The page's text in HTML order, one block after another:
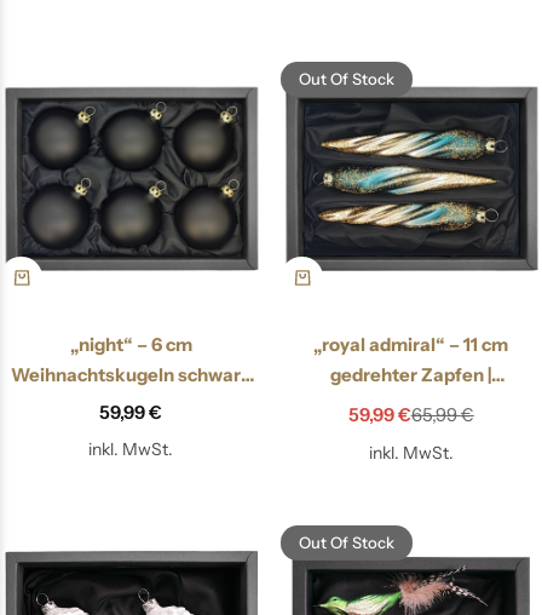
„night“ – 6 cm
Weihnachtskugeln schwarz
matt
59,99€
inkl. MwSt.
Out Of Stock
„royal admiral“ – 11 cm
gedrehter Zapfen |
Christbaumschmuck petrol
65,99€
59,99€
inkl. MwSt.
Out Of Stock